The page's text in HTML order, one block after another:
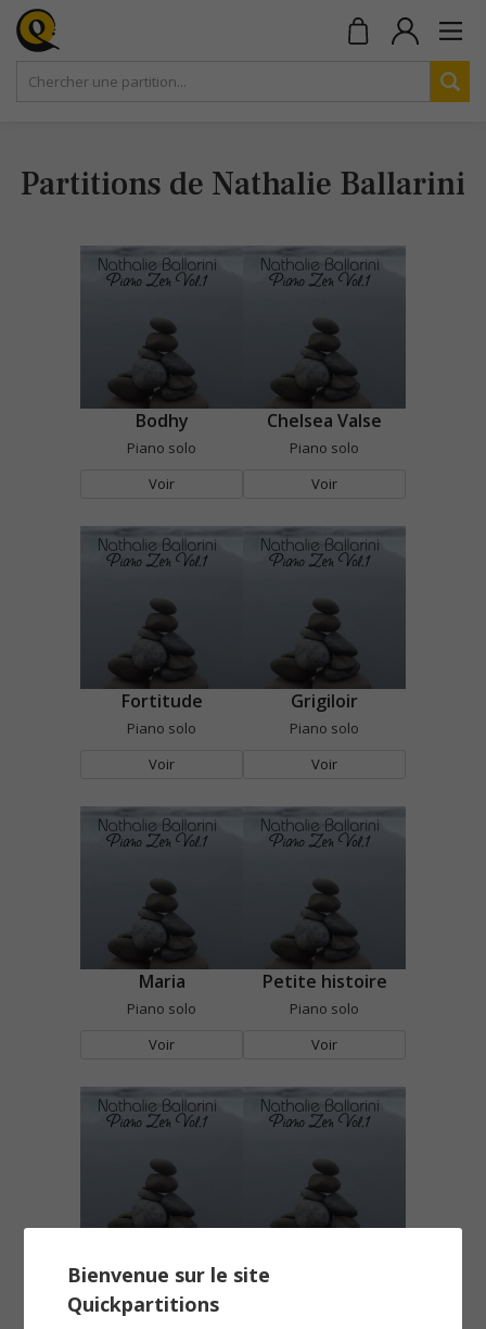
Partitions de Nathalie Ballarini
Bodhy
Piano solo
Voir
Chelsea Valse
Piano solo
Voir
Fortitude
Piano solo
Voir
Grigiloir
Piano solo
Voir
Maria
Piano solo
Voir
Petite histoire
Piano solo
Voir
Piano solo
Bienvenue sur le site
Quickpartitions